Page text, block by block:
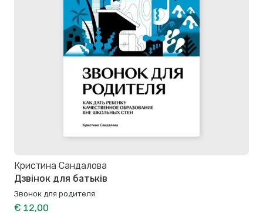
Кристина Сандалова
Дзвінок для батьків
Звонок для родителя
€ 12,00